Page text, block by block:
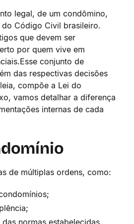
legal, de um condômino,
do Código Civil brasileiro.
que devem ser
por quem vive em
conjunto de
das respectivas decisões
compõe a Lei do
vamos detalhar a diferença
internas de cada
de múltiplas ordens, como:
normas estabelecidas.